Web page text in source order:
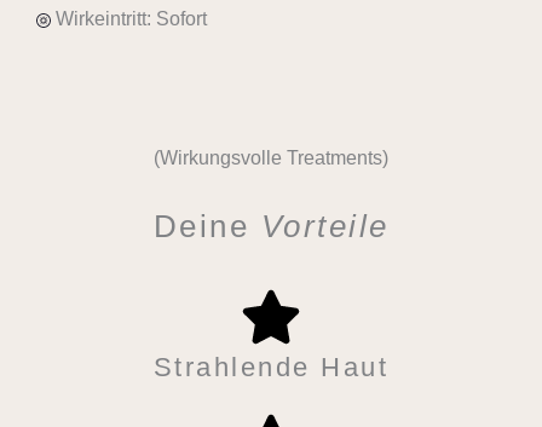
Wirkeintritt: Sofort
(Wirkungsvolle Treatments)
Deine Vorteile
Strahlende Haut